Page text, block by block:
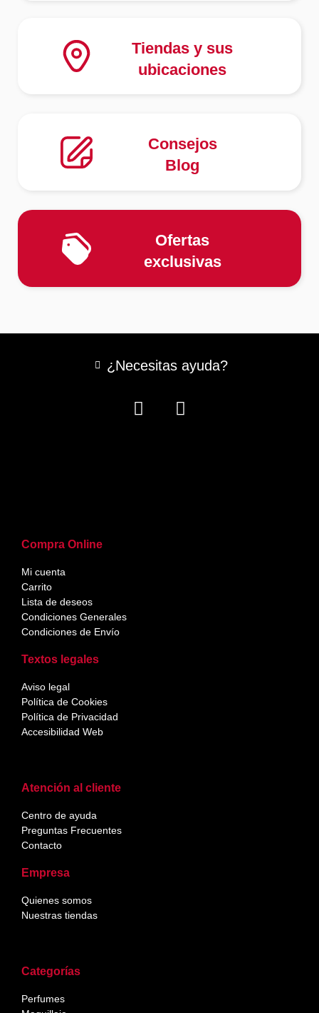
Tiendas y sus
ubicaciones
Consejos
Blog
Ofertas
exclusivas
Categorías
Perfumes
Atención al cliente
Centro de ayuda
Preguntas Frecuentes
Contacto
Empresa
Quienes somos
Nuestras tiendas
Compra Online
Mi cuenta
Carrito
Lista de deseos
Condiciones Generales
Condiciones de Envío
Textos legales
Aviso legal
Política de Cookies
Política de Privacidad
Accesibilidad Web
¿Necesitas ayuda?